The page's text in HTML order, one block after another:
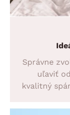
Správne
uľaviť
kvalitný
dedka,